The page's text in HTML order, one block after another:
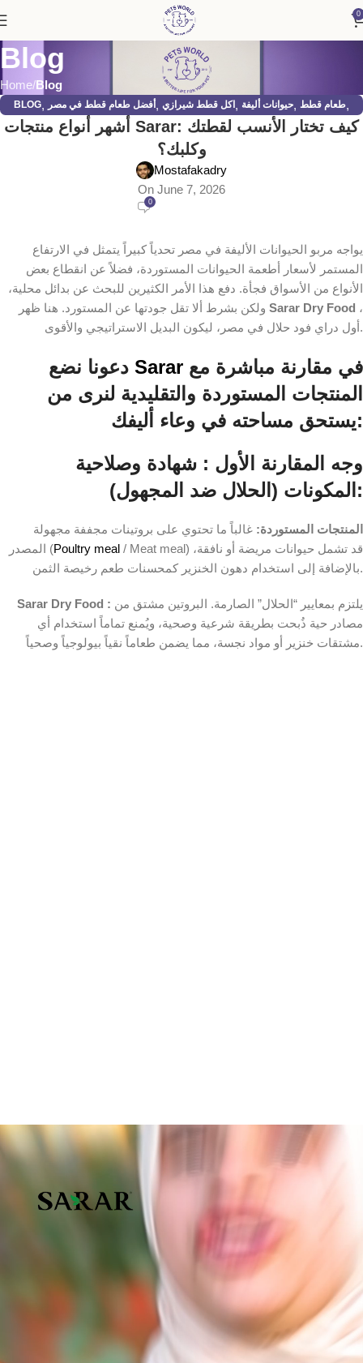
0
Blog
Home Blog
BLOG, أفضل طعام قطط في مصر , اكل قطط شيرازي , حيوانات أليفة, طعام قطط,
قطط,مستلزمات حيوانات أليفة
أشهر أنواع منتجات Sarar: كيف تختار الأنسب لقطتك
وكلبك؟
Mostafakadry
On June 7, 2026
0
يواجه مربو الحيوانات الأليفة في مصر تحدياً كبيراً يتمثل في الارتفاع
المستمر لأسعار أطعمة الحيوانات المستوردة، فضلاً عن انقطاع بعض
الأنواع من الأسواق فجأة. دفع هذا الأمر الكثيرين للبحث عن بدائل محلية،
Sarar Dry Food ،
أول دراي فود حلال في مصر، ليكون البديل الاستراتيجي والأقوى.
Sarar في مقارنة مباشرة مع
المنتجات المستوردة والتقليدية لنرى من
يستحق مساحته في وعاء أليفك:
وجه المقارنة الأول : شهادة وصلاحية
المكونات (الحلال ضد المجهول):
المنتجات المستوردة: غالباً ما تحتوي على بروتينات مجففة مجهولة
المصدر (Poultry meal / Meat meal) قد تشمل حيوانات مريضة أو نافقة،
بالإضافة إلى استخدام دهون الخنزير كمحسنات طعم رخيصة الثمن.
Sarar Dry Food :
مصادر حية ذُبحت بطريقة شرعية وصحية، ويُمنع تماماً استخدام أي
مشتقات خنزير أو مواد نجسة، مما يضمن طعاماً نقياً بيولوجياً وصحياً.